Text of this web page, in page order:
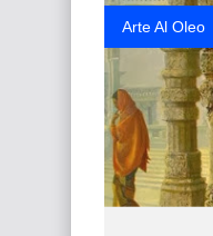
Arte Al Oleo